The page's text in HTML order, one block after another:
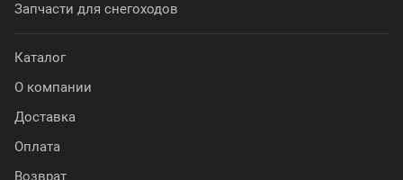
Запчасти для снегоходов
Каталог
О компании
Доставка
Оплата
Возврат